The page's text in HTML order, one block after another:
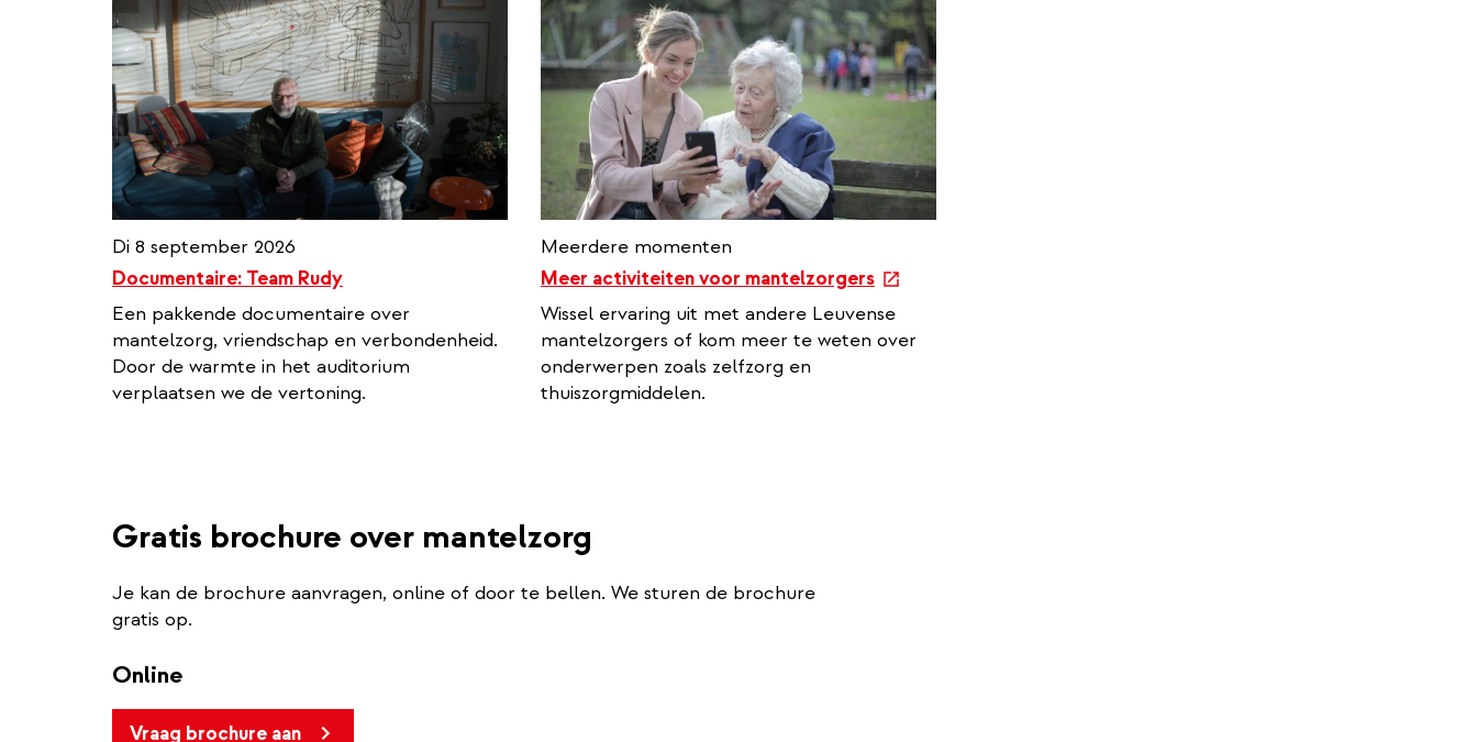
Di 8 september 2026
Documentaire: Team Rudy
Een pakkende documentaire over
mantelzorg, vriendschap en verbondenheid.
Door de warmte in het auditorium
verplaatsen we de vertoning.
Meerdere momenten
Meer activiteiten voor mantelzorgers
e
x
r
n
Wissel ervaring uit met andere Leuvense
mantelzorgers of kom meer te weten over
onderwerpen zoals zelfzorg en
thuiszorgmiddelen.
Gratis brochure over mantelzorg
Je kan de brochure aanvragen, online of door te bellen. We sturen de brochure
gratis op.
Online
Vraag brochure aan